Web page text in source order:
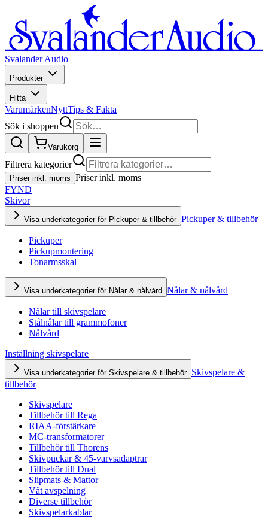
Svalander Audio
Produkter
Hitta
VarumärkenNyttTips & Fakta
Sök i shoppen
Varukorg
Filtrera kategorier
Priser inkl. moms Priser inkl. moms
FYND
Skivor
Visa underkategorier för Pickuper & tillbehör Pickuper & tillbehör
Pickuper
Pickupmontering
Tonarmsskal
Visa underkategorier för Nålar & nålvård Nålar & nålvård
Nålar till skivspelare
Stålnålar till grammofoner
Nålvård
Inställning skivspelare
Visa underkategorier för Skivspelare & tillbehör Skivspelare &
tillbehör
Skivspelare
Tillbehör till Rega
RIAA-förstärkare
MC-transformatorer
Tillbehör till Thorens
Skivpuckar & 45-varvsadaptrar
Tillbehör till Dual
Slipmats & Mattor
Våt avspelning
Diverse tillbehör
Skivspelarkablar